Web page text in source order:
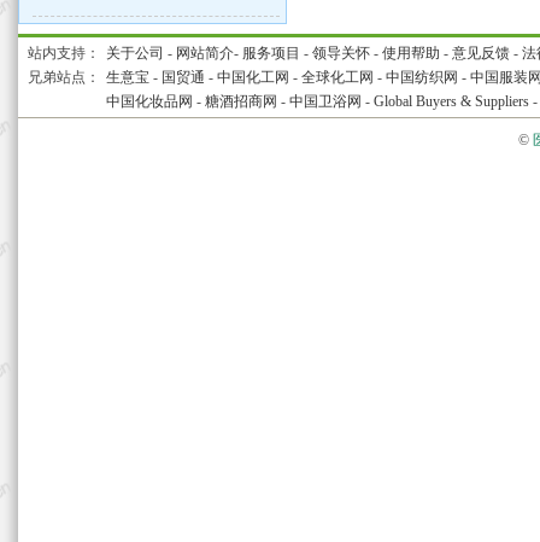
站内支持： 关于公司 - 网站简介- 服务项目 - 领导关怀 - 使用帮助 - 意见反馈 - 法
兄弟站点：
生意宝 - 国贸通 - 中国化工网 - 全球化工网 - 中国纺织网 - 中国服装
中国化妆品网 - 糖酒招商网 - 中国卫浴网 - Global Buyers & Suppliers -
©